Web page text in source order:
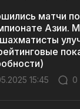
матчи
Азии.
15:45 0